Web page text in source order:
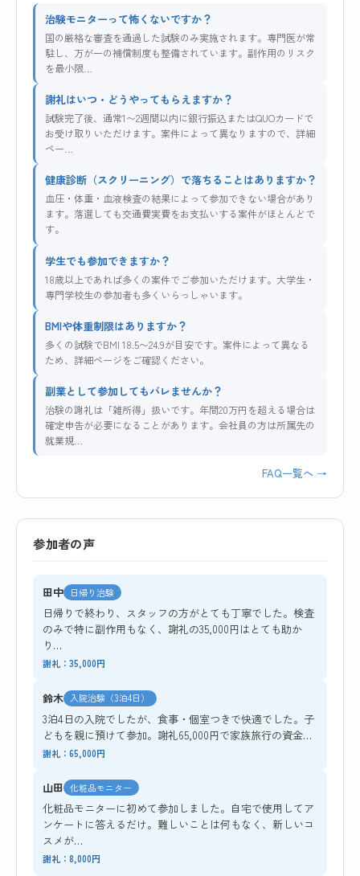
治験モニターって怖くないですか？
国の厳格な審査を通過した試験のみ実施されます。専門医が常
駐し、万が一の補償制度も整備されています。副作用のリスク
を最小限…
謝礼はいつ・どうやってもらえますか？
試験完了後、通常1〜2週間以内に銀行振込またはQUOカードで
お受け取りいただけます。案件によって異なりますので、詳細
ペー…
健康診断（スクリーニング）で落ちることはありますか？
血圧・体重・血液検査の結果によって参加できない場合があり
ます。落選しても交通費実費をお支払いする案件がほとんどで
す。
学生でも参加できますか？
18歳以上であれば多くの案件でご参加いただけます。大学生・
専門学校生の参加者も多くいらっしゃいます。
BMIや体重制限はありますか？
多くの試験でBMI 18.5〜24.9が目安です。案件によって異なる
ため、詳細ページをご確認ください。
副業として参加してもバレませんか？
治験の謝礼は「雑所得」扱いです。年間20万円を超える場合は
確定申告が必要になることがあります。会社員の方は所属先の
就業規…
FAQ一覧へ →
参加者の声
田中 日帰り治験
日帰りで終わり、スタッフの方がとても丁寧でした。検査
のみで特に副作用もなく、謝礼の35,000円はとても助か
り…
謝礼：35,000円
鈴木 入院治験（3泊4日）
3泊4日の入院でしたが、食事・個室つきで快適でした。子
どもを親に預けて参加。謝礼65,000円で家族旅行の資金…
謝礼：65,000円
山田 化粧品モニター
化粧品モニターに初めて参加しました。自宅で使用してア
ンケートに答えるだけ。難しいことは何もなく、新しいコ
スメが…
謝礼：8,000円